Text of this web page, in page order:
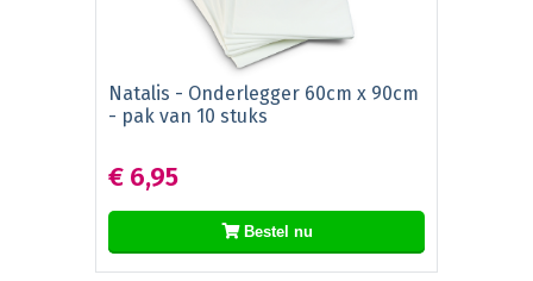
Natalis - Onderlegger 60cm x 90cm
- pak van 10 stuks
€ 6,95
Bestel nu